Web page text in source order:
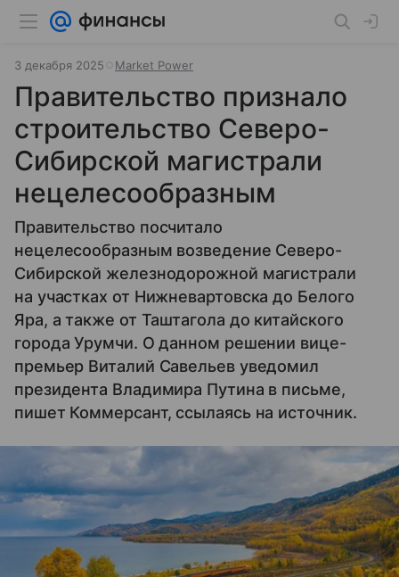
3 декабря 2025 Market Power
Правительство признало
строительство Северо-
Сибирской магистрали
нецелесообразным
Правительство посчитало
нецелесообразным возведение Северо-
Сибирской железнодорожной магистрали
на участках от Нижневартовска до Белого
Яра, а также от Таштагола до китайского
города Урумчи. О данном решении вице-
премьер Виталий Савельев уведомил
президента Владимира Путина в письме,
пишет Коммерсант, ссылаясь на источник.